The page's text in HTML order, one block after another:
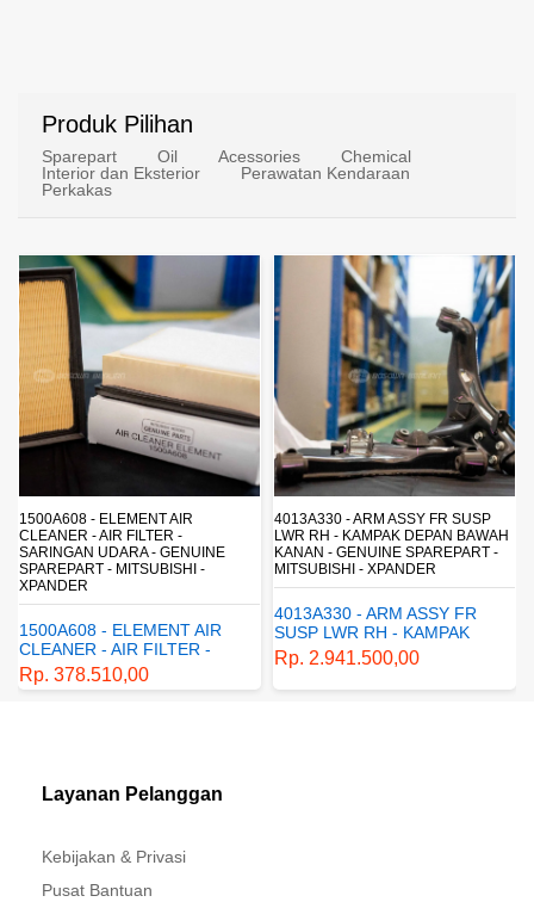
Produk Pilihan
Sparepart Oil Acessories
Chemical
Interior dan Eksterior
Perawatan Kendaraan
Perkakas
4013A330 - ARM ASSY FR SUSP
LWR RH - KAMPAK DEPAN BAWAH
KANAN - GENUINE SPAREPART -
MITSUBISHI - XPANDER
SUSP LWR RH - KAMPAK
DEPAN BAWAH KANAN -
GENUINE SPAREPART -
MITSUBISHI - XPANDER
Rp. 2.941.500,00
4162A413 - SHOCK ABSORBER RR
SUSP - SUSPENSI BELAKANG -
SHOCKBREAKER BELAKANG -
GENUINE SPAREPART -
MITSUBISHI - XPANDER
4162A413 - SHOCK
ABSORBER RR SUSP -
SUSPENSI BELAKANG -
SHOCKBREAKER BELAKANG
Rp. 1.198.800,00
Layanan Pelanggan
Kebijakan & Privasi
Pusat Bantuan